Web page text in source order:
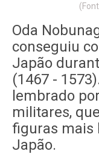
Oda
conseguiu
Japão
(1467 -
lembrado
militares,
figuras mais
Japão.